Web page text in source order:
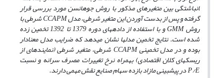
انباشتگی بین متغیرهای مذکور با روش جوهانسن مورد بررسی قرار
گرفته و پس از بدست آوردن این متغیر شرطی، مدلCCAPMشرطی با
روشGMM و با استفاده از داده­های دوره 1379 تا 1392 تخمین زده
شده است. ­نتایج تخمین مدل­ها نشان می­دهد که ضرایب مدل­ معنادار
بوده و در مدل تخمینیCCAPMشرطی، متغیر شرطی (نماینده­ای از
ریسک­های کلان اقتصادی) بهمراه نرخ تغییرات مصرف سرانه و نسبت
P/Eدر پیش­بینی مازاد بازده سهام صنایع نقش مهمی دارند.